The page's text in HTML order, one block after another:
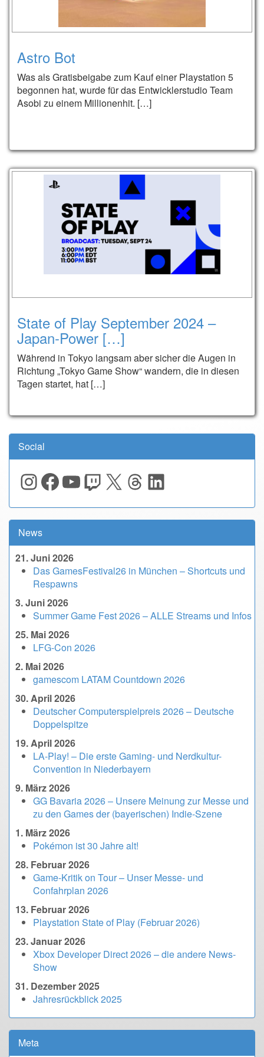
Astro Bot
Was als Gratisbeigabe zum Kauf einer Playstation 5
begonnen hat, wurde für das Entwicklerstudio Team
Asobi zu einem Millionenhit. […]
State of Play September 2024 –
Japan-Power […]
Während in Tokyo langsam aber sicher die Augen in
Richtung „Tokyo Game Show“ wandern, die in diesen
Tagen startet, hat […]
Social
Instagram
Facebook
YouTube
Twitch
X Threads
LinkedIn
News
21. Juni 2026
Das GamesFestival26 in München – Shortcuts und
Respawns
3. Juni 2026
Summer Game Fest 2026 – ALLE Streams und Infos
25. Mai 2026
LFG-Con 2026
2. Mai 2026
gamescom LATAM Countdown 2026
30. April 2026
Deutscher Computerspielpreis 2026 – Deutsche
Doppelspitze
19. April 2026
LA-Play! – Die erste Gaming- und Nerdkultur-
Convention in Niederbayern
9. März 2026
GG Bavaria 2026 – Unsere Meinung zur Messe und
zu den Games der (bayerischen) Indie-Szene
1. März 2026
Pokémon ist 30 Jahre alt!
28. Februar 2026
Game-Kritik on Tour – Unser Messe- und
Confahrplan 2026
13. Februar 2026
Playstation State of Play (Februar 2026)
23. Januar 2026
Xbox Developer Direct 2026 – die andere News-
Show
31. Dezember 2025
Jahresrückblick 2025
Meta